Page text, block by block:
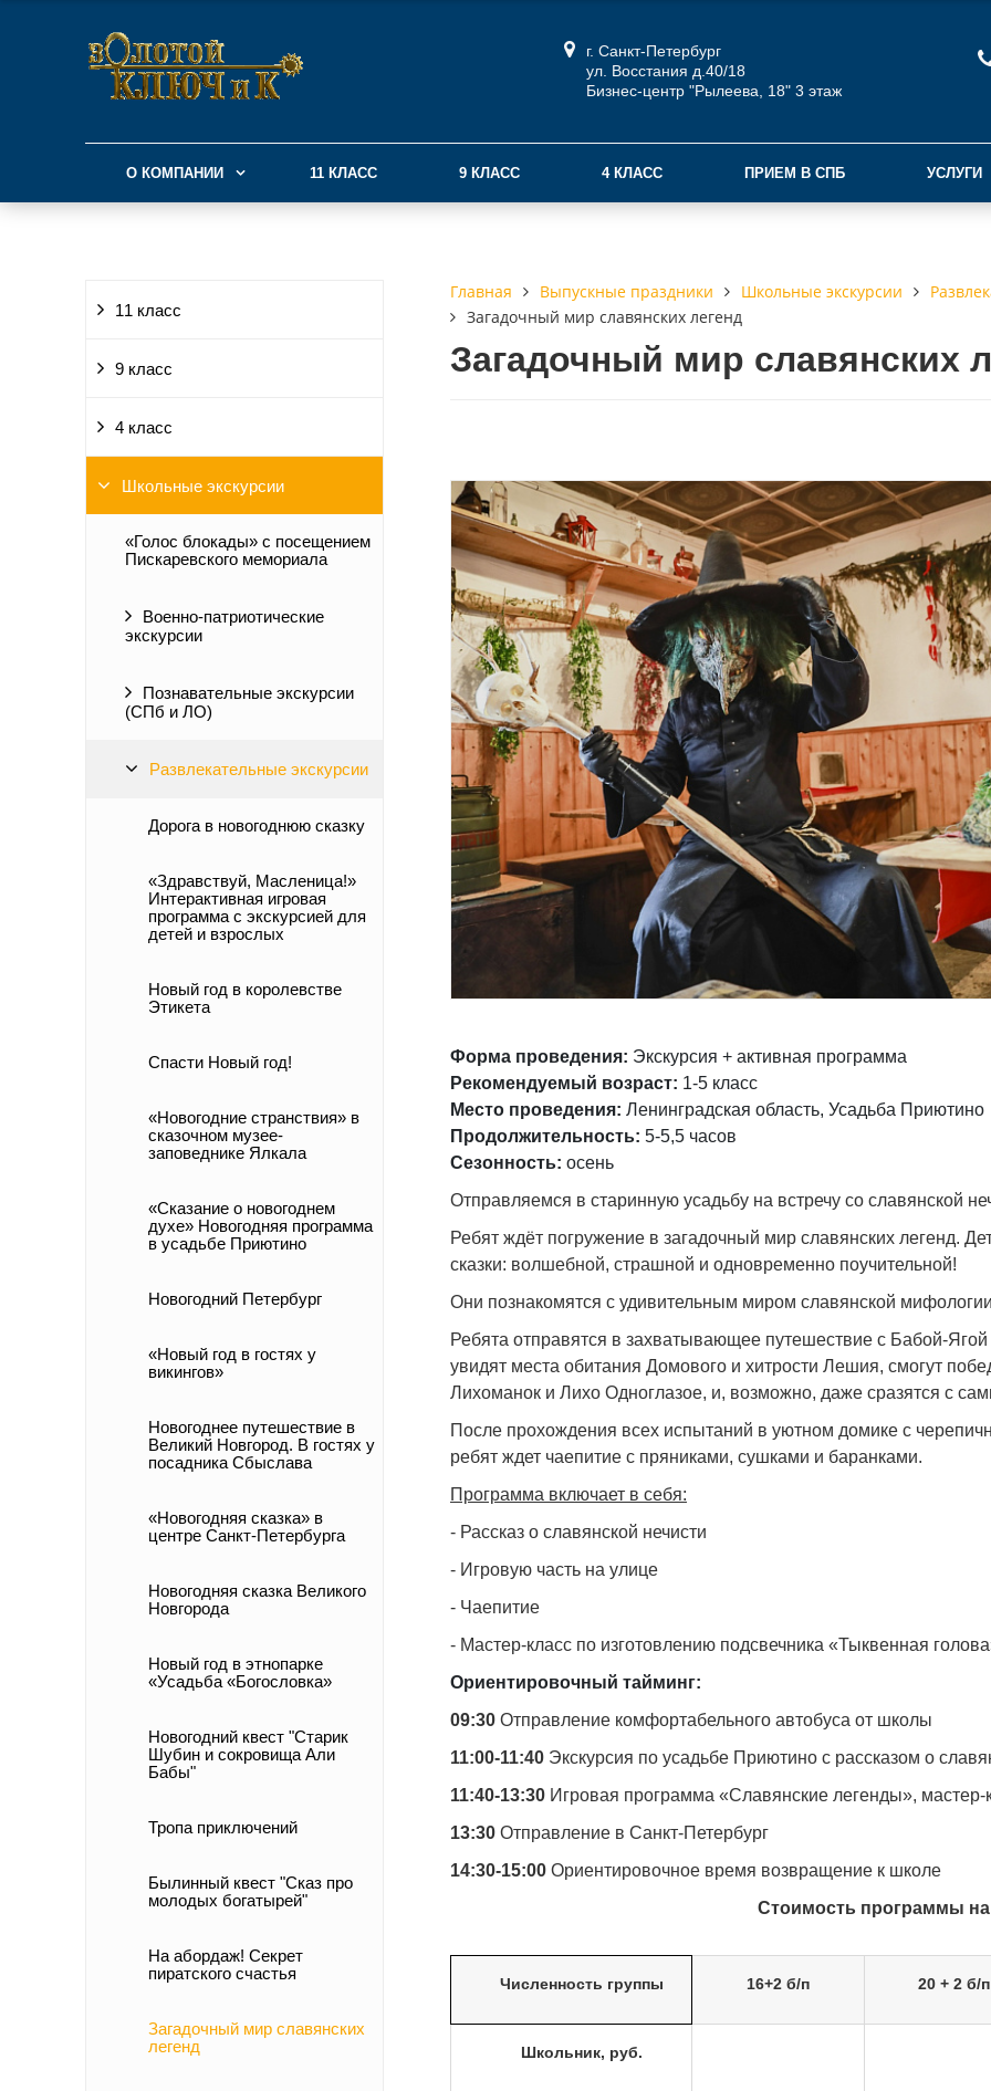
г. Санкт-Петербург
ул. Восстания д.40/18
Бизнес-центр "Рылеева, 18" 3 этаж
О КОМПАНИИ 11 КЛАСС 9 КЛАСС 4 КЛАСС ПРИЕМ В СПБ УСЛУГИ
11 класс
9 класс
4 класс
Школьные экскурсии
«Голос блокады» с посещением
Пискаревского мемориала
Военно-патриотические
экскурсии
Познавательные экскурсии
(СПб и ЛО)
Развлекательные экскурсии
Дорога в новогоднюю сказку
«Здравствуй, Масленица!»
Интерактивная игровая
программа с экскурсией для
детей и взрослых
Новый год в королевстве
Этикета
Спасти Новый год!
«Новогодние странствия» в
сказочном музее-
заповеднике Ялкала
«Сказание о новогоднем
духе» Новогодняя программа
в усадьбе Приютино
Новогодний Петербург
«Новый год в гостях у
викингов»
Новогоднее путешествие в
Великий Новгород. В гостях у
посадника Сбыслава
«Новогодняя сказка» в
центре Санкт-Петербурга
Новогодняя сказка Великого
Новгорода
Новый год в этнопарке
«Усадьба «Богословка»
Новогодний квест "Старик
Шубин и сокровища Али
Бабы"
Тропа приключений
Былинный квест "Сказ про
молодых богатырей"
На абордаж! Секрет
пиратского счастья
Загадочный мир славянских
легенд
Главная Выпускные праздники Школьные экскурсии
Загадочный мир славянских легенд
Загадочный мир славянских
Форма проведения: Экскурсия + активная программа
Рекомендуемый возраст: 1-5 класс
Место проведения: Ленинградская область, Усадьба Приютино
Продолжительность: 5-5,5 часов
Сезонность: осень
Отправляемся в старинную усадьбу на встречу со славянской
Ребят ждёт погружение в загадочный мир славянских легенд.
сказки: волшебной, страшной и одновременно поучительной!
Они познакомятся с удивительным миром славянской
Ребята отправятся в захватывающее путешествие с Бабой-
увидят места обитания Домового и хитрости Лешия, смогут
Лихоманок и Лихо Одноглазое, и, возможно, даже сразятся с
После прохождения всех испытаний в уютном домике с
ребят ждет чаепитие с пряниками, сушками и баранками.
Программа включает в себя:
- Рассказ о славянской нечисти
- Игровую часть на улице
- Чаепитие
- Мастер-класс по изготовлению подсвечника «Тыквенная
Ориентировочный тайминг:
09:30 Отправление комфортабельного автобуса от школы
11:00-11:40 Экскурсия по усадьбе Приютино с рассказом о
11:40-13:30 Игровая программа «Славянские легенды», мастер-
13:30 Отправление в Санкт-Петербург
14:30-15:00 Ориентировочное время возвращение к школе
Стоимость программы на
Численность группы 16+2 б/п 20 + 2 б/п
Школьник, руб.